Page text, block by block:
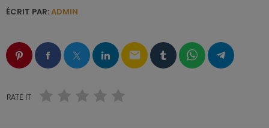
ÉCRIT PAR:ADMIN
email
RATE IT